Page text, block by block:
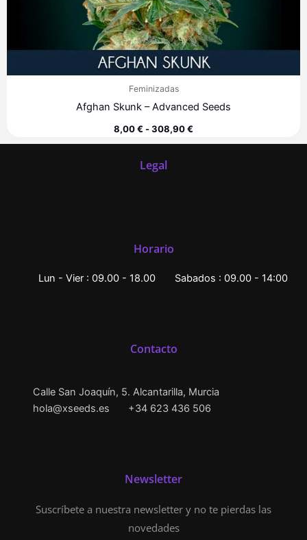
Feminizadas
Afghan Skunk – Advanced Seeds
8,00€-308,90€
Legal
Horario
Lun - Vier : 09.00 - 18.00 Sabados : 09.00 - 14:00
Contacto
Calle San Joaquín, 5. Alcantarilla, Murcia
hola@xseeds.es
+34 623 436 506
Newsletter
Suscríbete a nuestra newsletter y no te pierdas las
novedades